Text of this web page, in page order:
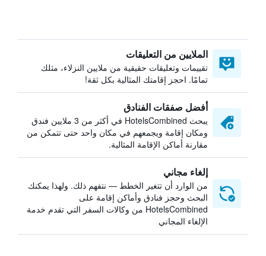
الملايين من التعليقات
تقييمات وتعليقات حقيقية من ملايين النزلاء، مثلك
تمامًا. احجز إقامتك المثالية بكل ثقة!
أفضل صفقات الفنادق
يبحث HotelsCombined في أكثر من 3 ملايين فندق
ومكان إقامة ويجمعهم في مكان واحد حتى تتمكن من
مقارنة أماكن الإقامة المثالية.
إلغاء مجاني
من الوارد أن تتغير الخطط — نتفهم ذلك. ولهذا يمكنك
البحث وحجز فنادق وأماكن إقامة على
HotelsCombined من وكالات السفر التي تقدم خدمة
الإلغاء المجاني